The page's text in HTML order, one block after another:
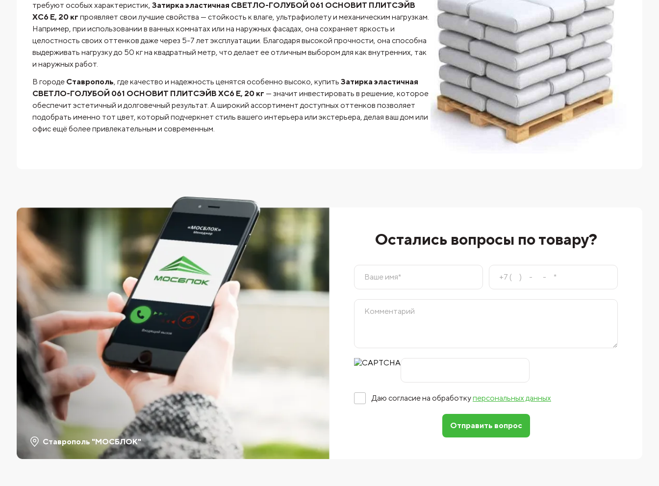
требуют особых характеристик, Затирка эластичная СВЕТЛО-ГОЛУБОЙ 061 ОСНОВИТ ПЛИТСЭЙВ
XC6 Е, 20 кг проявляет свои лучшие свойства — стойкость к влаге, ультрафиолету и механическим нагрузкам.
Например, при использовании в ванных комнатах или на наружных фасадах, она сохраняет яркость и
целостность своих оттенков даже через 5-7 лет эксплуатации. Благодаря высокой прочности, она способна
выдерживать нагрузку до 50 кг на квадратный метр, что делает ее отличным выбором для как внутренних, так
и наружных работ.
В городе Ставрополь, где качество и надежность ценятся особенно высоко, купить Затирка эластичная
СВЕТЛО-ГОЛУБОЙ 061 ОСНОВИТ ПЛИТСЭЙВ XC6 Е, 20 кг — значит инвестировать в решение, которое
обеспечит эстетичный и долговечный результат. А широкий ассортимент доступных оттенков позволяет
подобрать именно тот цвет, который подчеркнет стиль вашего интерьера или экстерьера, делая ваш дом или
офис ещё более привлекательным и современным.
Ставрополь "МОСБЛОК"
Остались вопросы по товару?
Даю согласие на обработкуперсональных данных
Отправить вопрос